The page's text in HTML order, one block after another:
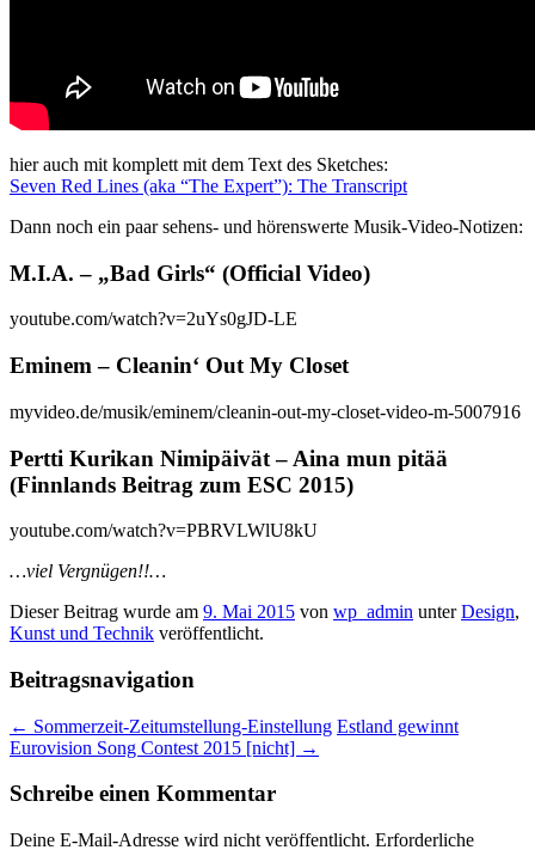
hier auch mit komplett mit dem Text des Sketches:
Seven Red Lines (aka “The Expert”): The Transcript
Dann noch ein paar sehens- und hörenswerte Musik-Video-Notizen:
M.I.A. – „Bad Girls“ (Official Video)
youtube.com/watch?v=2uYs0gJD-LE
Eminem – Cleanin‘ Out My Closet
myvideo.de/musik/eminem/cleanin-out-my-closet-video-m-5007916
Pertti Kurikan Nimipäivät – Aina mun pitää
(Finnlands Beitrag zum ESC 2015)
youtube.com/watch?v=PBRVLWlU8kU
…viel Vergnügen!!…
Dieser Beitrag wurde am 9. Mai 2015 von wp_admin unterDesign,
Kunst und Technik veröffentlicht.
Beitragsnavigation
← Sommerzeit-Zeitumstellung-Einstellung Estland gewinnt
Eurovision Song Contest 2015 [nicht] →
Schreibe einen Kommentar
Deine E-Mail-Adresse wird nicht veröffentlicht. Erforderliche